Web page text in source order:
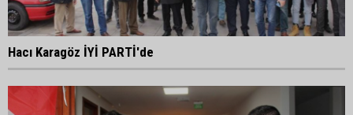
Hacı Karagöz İYİ PARTİ'de